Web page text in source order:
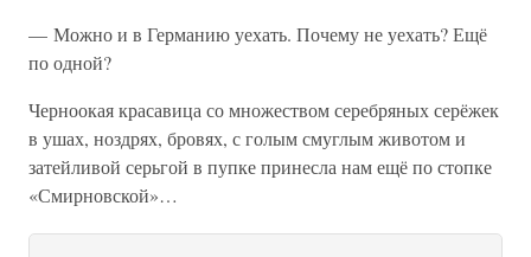
— Можно и в Германию уехать. Почему не уехать? Ещё
по одной?
Черноокая красавица со множеством серебряных серёжек
в ушах, ноздрях, бровях, с голым смуглым животом и
затейливой серьгой в пупке принесла нам ещё по стопке
«Смирновской»…